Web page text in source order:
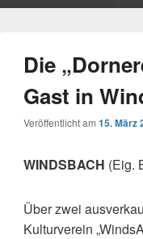
Die
Gast in
Veröffentlicht am 15. März
WINDSBACH (Eig.
Über zwei
Kulturverein